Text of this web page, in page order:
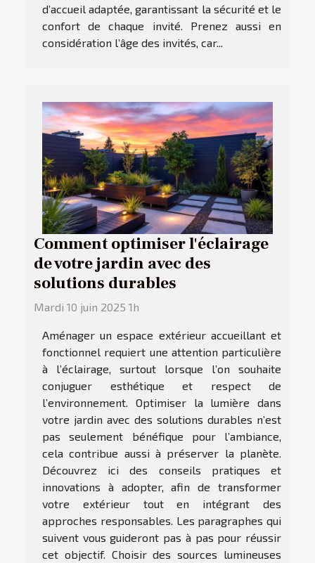
d’accueil adaptée, garantissant la sécurité et le
confort de chaque invité. Prenez aussi en
considération l’âge des invités, car...
Comment optimiser l'éclairage
de votre jardin avec des
solutions durables
Mardi 10 juin 2025 1h
Aménager un espace extérieur accueillant et
fonctionnel requiert une attention particulière
à l’éclairage, surtout lorsque l’on souhaite
conjuguer esthétique et respect de
l’environnement. Optimiser la lumière dans
votre jardin avec des solutions durables n’est
pas seulement bénéfique pour l’ambiance,
cela contribue aussi à préserver la planète.
Découvrez ici des conseils pratiques et
innovations à adopter, afin de transformer
votre extérieur tout en intégrant des
approches responsables. Les paragraphes qui
suivent vous guideront pas à pas pour réussir
cet objectif. Choisir des sources lumineuses